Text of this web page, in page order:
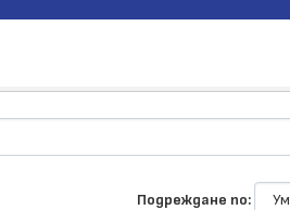
Подреждане по